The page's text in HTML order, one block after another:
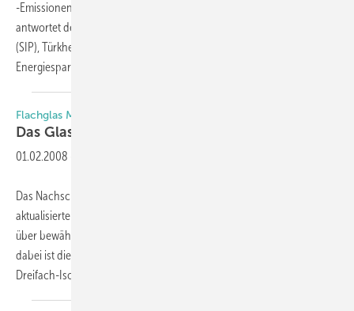
-Emissionen und immer weiter steigende Heizenergiekosten,
antwortet der Fenster-Profil-Hersteller Salamander Industrie-Produkte
(SIP), Türkheim, mit einem neuen, einfach zu bedienenden
Energiesparrechner. Damit haben
Flachglas MarkenKreis
Das GlasHandbuch ist
01.02.2008
Das Nachschlagewerk des Flachglas MarkenKreises ist in einer neuen,
aktualisierten Auflage erhältlich und informiert im Taschenbuchformat
über bewährte sowie neue Produkte und Anwendungen. Erstmals
dabei ist diesmal das Produktprogramm KlimaschutzGlas. Die
Dreifach-Isoliergläser